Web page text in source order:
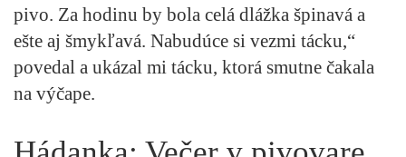
pivo. Za hodinu by bola celá dlážka špinavá a
ešte aj šmykľavá. Nabudúce si vezmi tácku,“
povedal a ukázal mi tácku, ktorá smutne čakala
na výčape.